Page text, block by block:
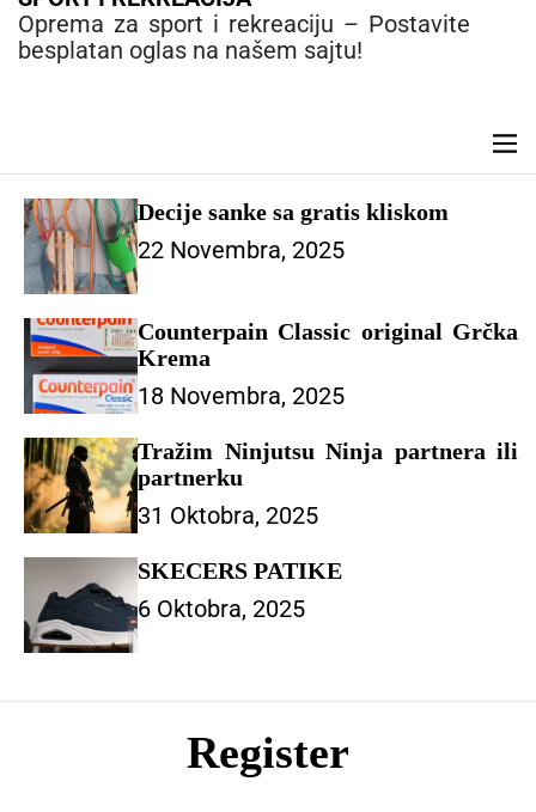
Oprema za sport i rekreaciju – Postavite
besplatan oglas na našem sajtu!
M
e
Decije sanke sa gratis kliskom
22 Novembra, 2025
Counterpain Classic original Grčka
Krema
18 Novembra, 2025
Tražim Ninjutsu Ninja partnera ili
partnerku
31 Oktobra, 2025
SKECERS PATIKE
6 Oktobra, 2025
Register